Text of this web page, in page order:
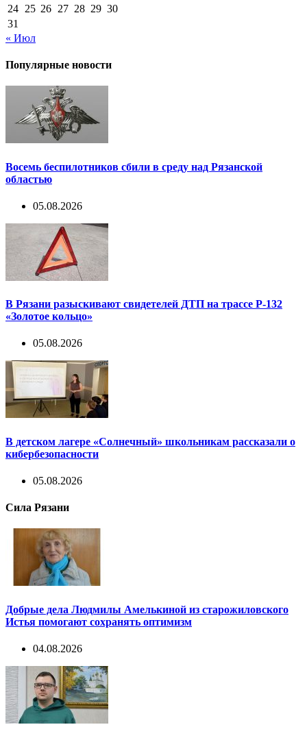
24 25 26 27 28 29 30
31
« Июл
Популярные новости
Восемь беспилотников сбили в среду над Рязанской
областью
05.08.2026
В Рязани разыскивают свидетелей ДТП на трассе Р-132
«Золотое кольцо»
05.08.2026
В детском лагере «Солнечный» школьникам рассказали о
кибербезопасности
05.08.2026
Сила Рязани
Добрые дела Людмилы Амелькиной из старожиловского
Истья помогают сохранять оптимизм
04.08.2026